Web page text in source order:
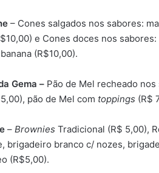
– Cones salgados nos sabores:
e Cones doces nos
(R$10,00).
Gema – Pão de Mel recheado
pão de Mel com toppings (R$
– Brownies Tradicional (R$ 5,00),
brigadeiro branco c/ nozes,
(R$5,00).